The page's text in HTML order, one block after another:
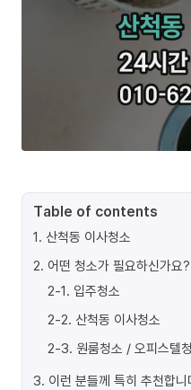
Table of contents
1. 산척동 이사청소
2. 어떤 청소가 필요하신가요?
2-1. 입주청소
2-2. 산척동 이사청소
2-3. 원룸청소 / 오피스텔
3. 이런 분들께 특히 추천합니